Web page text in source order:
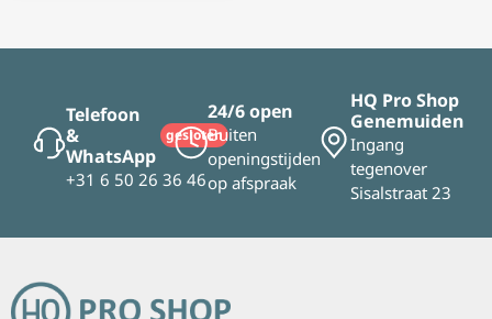
Telefoon
&
WhatsApp
gesloten
+31 6 50 26 36 46
24/6 open
Buiten
openingstijden
op afspraak
HQ Pro Shop
Genemuiden
Ingang
tegenover
Sisalstraat 23